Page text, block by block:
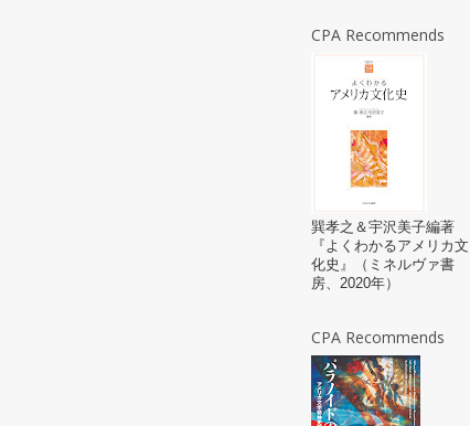
CPA Recommends
巽孝之＆宇沢美子編著
『よくわかるアメリカ文
化史』（ミネルヴァ書
房、2020年）
CPA Recommends